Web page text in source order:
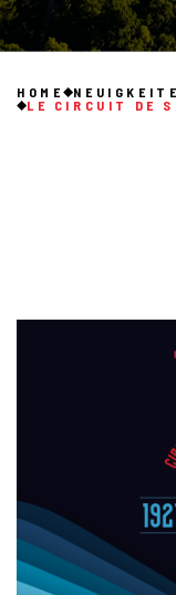
HOME
LE CIRCUIT DE